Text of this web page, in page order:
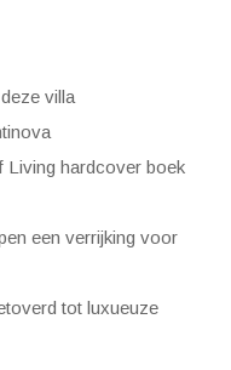
villa
Living hardcover boek
een verrijking voor
tot luxueuze